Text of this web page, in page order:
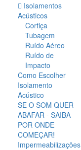
Isolamentos
Acústicos
Cortiça
Tubagem
Ruído Aéreo
Ruído de
Impacto
Como Escolher
Isolamento
Acústico
SE O SOM QUER
ABAFAR - SAIBA
POR ONDE
COMEÇAR!
Impermeabilizações